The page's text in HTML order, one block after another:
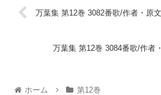
万葉集 第12巻 3082番歌/作者・原
万葉集 第12巻 3084番歌/作者
ホーム 第12巻